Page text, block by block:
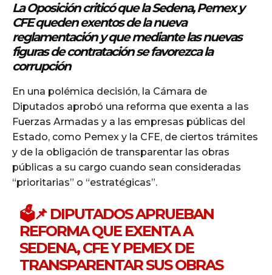
La Oposición criticó que la Sedena, Pemex y
CFE queden exentos de la nueva
reglamentación y que mediante las nuevas
figuras de contratación se favorezca la
corrupción
En una polémica decisión, la Cámara de
Diputados aprobó una reforma que exenta a las
Fuerzas Armadas y a las empresas públicas del
Estado, como Pemex y la CFE, de ciertos trámites
y de la obligación de transparentar las obras
públicas a su cargo cuando sean consideradas
“prioritarias” o “estratégicas”.
🗳📌 DIPUTADOS APRUEBAN
REFORMA QUE EXENTA A
SEDENA, CFE Y PEMEX DE
TRANSPARENTAR SUS OBRAS